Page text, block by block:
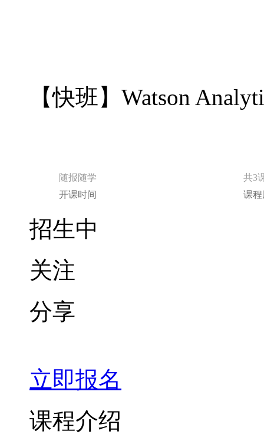
【快班】Watson
随报随学
共3
开课时间
课
招生中
关注
分享
立即报名
课程介绍